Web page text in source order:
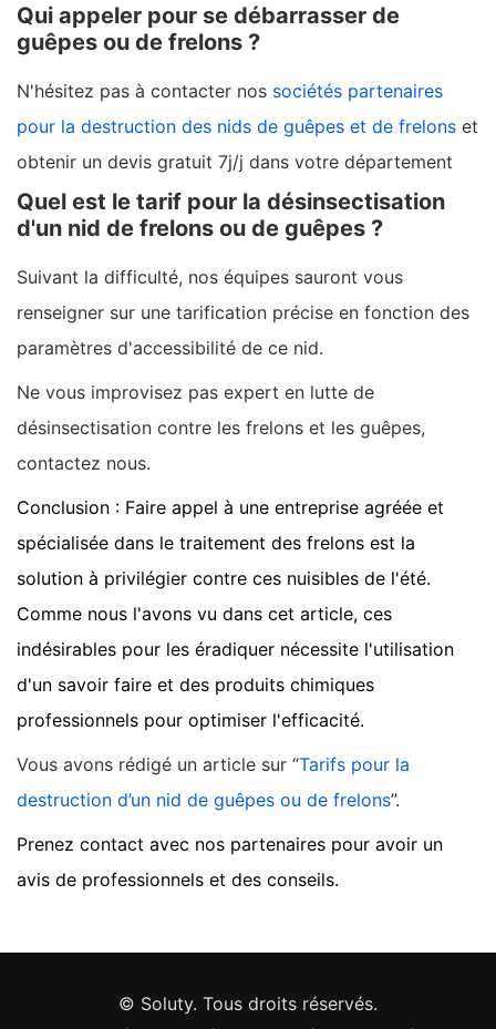
Qui appeler pour se débarrasser de
guêpes ou de frelons ?
N'hésitez pas à contacter nos sociétés partenaires
pour la destruction des nids de guêpes et de frelons et
obtenir un devis gratuit 7j/j dans votre département
Quel est le tarif pour la désinsectisation
d'un nid de frelons ou de guêpes ?
Suivant la difficulté, nos équipes sauront vous
renseigner sur une tarification précise en fonction des
paramètres d'accessibilité de ce nid.
Ne vous improvisez pas expert en lutte de
désinsectisation contre les frelons et les guêpes,
contactez nous.
Conclusion : Faire appel à une entreprise agréée et
spécialisée dans le traitement des frelons est la
solution à privilégier contre ces nuisibles de l'été.
Comme nous l'avons vu dans cet article, ces
indésirables pour les éradiquer nécessite l'utilisation
d'un savoir faire et des produits chimiques
professionnels pour optimiser l'efficacité.
Vous avons rédigé un article sur “Tarifs pour la
destruction d’un nid de guêpes ou de frelons”.
Prenez contact avec nos partenaires pour avoir un
avis de professionnels et des conseils.
© Soluty. Tous droits réservés.